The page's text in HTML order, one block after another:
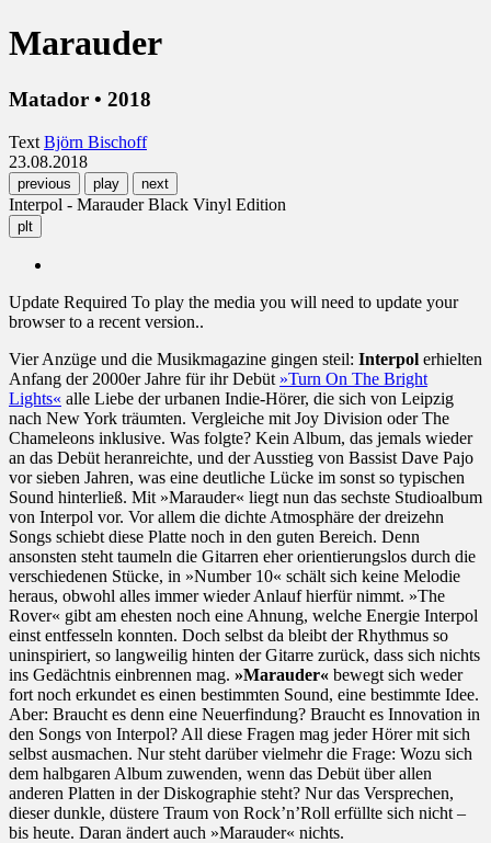
Marauder
Matador • 2018
Text Björn Bischoff
23.08.2018
previous play next
Interpol - Marauder Black Vinyl Edition
plt
Update Required To play the media you will need to update your
browser to a recent version..
Vier Anzüge und die Musikmagazine gingen steil: Interpol erhielten
Anfang der 2000er Jahre für ihr Debüt »Turn On The Bright
Lights« alle Liebe der urbanen Indie-Hörer, die sich von Leipzig
nach New York träumten. Vergleiche mit Joy Division oder The
Chameleons inklusive. Was folgte? Kein Album, das jemals wieder
an das Debüt heranreichte, und der Ausstieg von Bassist Dave Pajo
vor sieben Jahren, was eine deutliche Lücke im sonst so typischen
Sound hinterließ. Mit »Marauder« liegt nun das sechste Studioalbum
von Interpol vor. Vor allem die dichte Atmosphäre der dreizehn
Songs schiebt diese Platte noch in den guten Bereich. Denn
ansonsten steht taumeln die Gitarren eher orientierungslos durch die
verschiedenen Stücke, in »Number 10« schält sich keine Melodie
heraus, obwohl alles immer wieder Anlauf hierfür nimmt. »The
Rover« gibt am ehesten noch eine Ahnung, welche Energie Interpol
einst entfesseln konnten. Doch selbst da bleibt der Rhythmus so
uninspiriert, so langweilig hinten der Gitarre zurück, dass sich nichts
ins Gedächtnis einbrennen mag. »Marauder« bewegt sich weder
fort noch erkundet es einen bestimmten Sound, eine bestimmte Idee.
Aber: Braucht es denn eine Neuerfindung? Braucht es Innovation in
den Songs von Interpol? All diese Fragen mag jeder Hörer mit sich
selbst ausmachen. Nur steht darüber vielmehr die Frage: Wozu sich
dem halbgaren Album zuwenden, wenn das Debüt über allen
anderen Platten in der Diskographie steht? Nur das Versprechen,
dieser dunkle, düstere Traum von Rock’n’Roll erfüllte sich nicht –
bis heute. Daran ändert auch »Marauder« nichts.